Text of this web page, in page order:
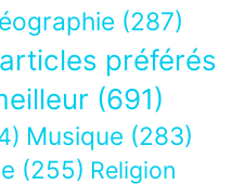
(287)
préférés
(691)
Musique (283)
(255) Religion